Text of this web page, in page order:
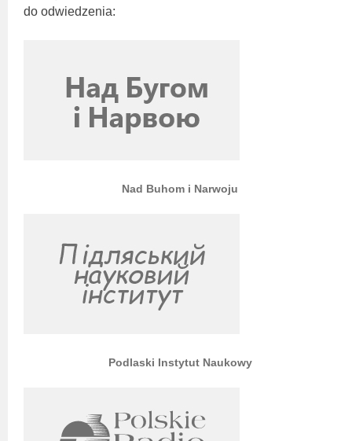
do odwiedzenia:
Nad Buhom i Narwoju
Podlaski Instytut Naukowy